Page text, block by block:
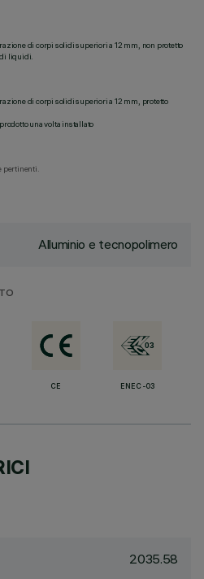
di corpi solidi superiori a 12 mm, non protetto
liquidi.
di corpi solidi superiori a 12 mm, protetto
una volta installato
pertinenti.
Alluminio e tecnopolimero
CE ENEC-03
2035.58